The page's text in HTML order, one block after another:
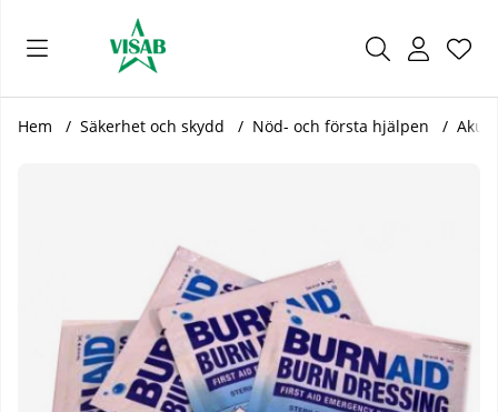
.
Hem Säkerhet och skydd Nöd- och första hjälpen